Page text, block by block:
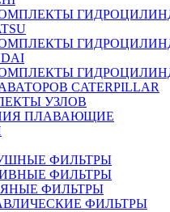
CATERPILLAR
УЗЛОВ
ПЛАВАЮЩИЕ
ФИЛЬТРЫ
ФИЛЬТРЫ
ФИЛЬТРЫ
ФИЛЬТРЫ